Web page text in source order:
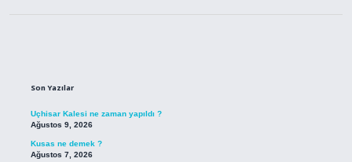
Son Yazılar
Uçhisar Kalesi ne zaman yapıldı ?
Ağustos 9, 2026
Kusas ne demek ?
Ağustos 7, 2026